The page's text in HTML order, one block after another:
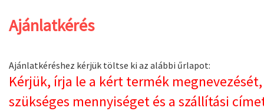
Ajánlatkérés
Ajánlatkéréshez kérjük töltse ki az alábbi űrlapot:
Kérjük, írja le a kért termék
szükséges mennyiséget és a szállítási